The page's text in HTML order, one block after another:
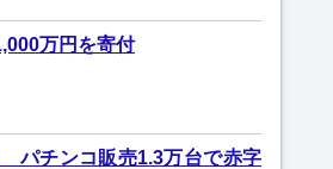
万円を寄付
パチンコ販売1.3万台で赤字